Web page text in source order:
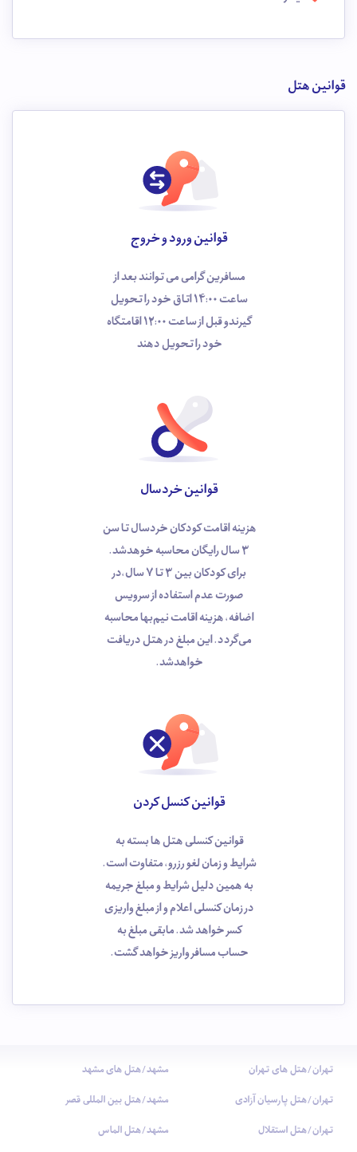
قوانین هتل
قوانین ورود و خروج
مسافرین گرامی می توانند بعد از
ساعت 14:00 اتاق خود را تحویل
گیرندو قبل از ساعت 12:00 اقامتگاه
خود را تحویل دهند
قوانین خردسال
هزینه اقامت کودکان خردسال تا سن
3 سال رایگان محاسبه خوهد‌شد.
برای کودکان بین 3 تا 7 سال،در
صورت عدم استفاده از سرویس
اضافه، هزینه اقامت نیم‌بها محاسبه
می‌گردد. این مبلغ در هتل دریافت
خواهدشد.
قوانین کنسل کردن
قوانین کنسلی هتل ها بسته به
شرایط و زمان لغو رزرو، متفاوت است.
به همین دلیل شرایط و مبلغ جریمه
در زمان کنسلی اعلام و از مبلغ واریزی
کسر خواهد شد. مابقی مبلغ به
حساب مسافر واریز خواهد گشت.
تهران/هتل های تهران
تهران/هتل پارسیان آزادی
تهران/هتل استقلال
مشهد/هتل های مشهد
مشهد/هتل بین المللی قصر
مشهد/هتل الماس